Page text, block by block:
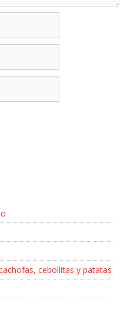
cebollitas y patatas